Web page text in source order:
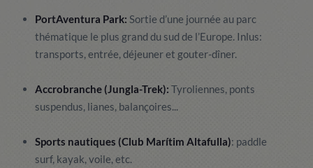
PortAventura Park: Sortie d’une journée au parc
thématique le plus grand du sud de l’Europe. Inlus:
transports, entrée, déjeuner et gouter-dîner.
Accrobranche (Jungla-Trek): Tyroliennes, ponts
suspendus, lianes, balançoires...
Sports nautiques (Club Marítim Altafulla): paddle
surf, kayak, voile, etc.